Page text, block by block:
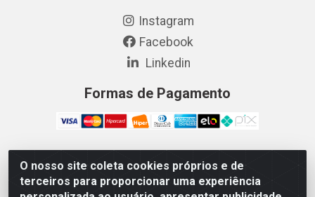
O nosso site coleta cookies próprios e de
terceiros para proporcionar uma experiência
Instagram
Facebook
Linkedin
Formas de Pagamento
Vetcom Distribuidora de Rações LTDA - Rua Maximiano
Barreto, 1040 - Barroso, Fortaleza/CE - CEP 60.863-260